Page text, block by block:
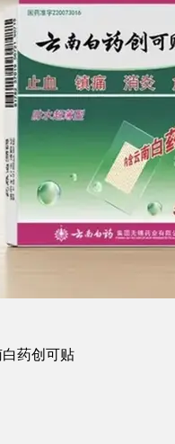
白药创可贴